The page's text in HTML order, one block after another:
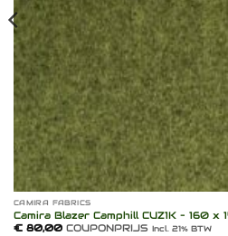
CAMIRA FABRICS
Camira Blazer Camphill CUZ1K – 160 x
€80,00COUPONPRIJS Incl. 21% BTW